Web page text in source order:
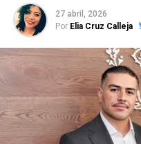
27 abril, 2026
Por Elia Cruz Calleja